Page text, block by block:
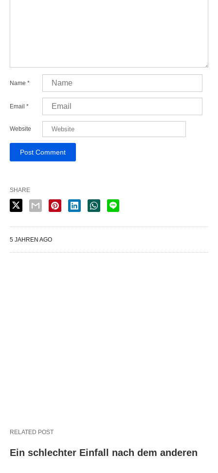
Name *
Email *
Website
SHARE
5 JAHREN AGO
RELATED POST
Ein schlechter Einfall nach dem anderen